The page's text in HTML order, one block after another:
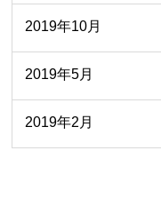
2019年10月
2019年5月
2019年2月